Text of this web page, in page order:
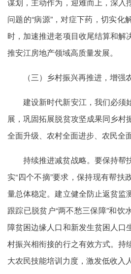
问题的“病源”，对症下药，切实化
时，加速推进老项目收尾结算和解
推安江房地产领域高质量发展。
（三）乡村振兴再推进，增强
建设新时代新安江，我们必须
展，巩固拓展脱贫攻坚成果同乡村
全面升级、农村全面进步、农民全
持续推进减贫战略。要保持帮
实“四个不摘”要求，保持现有帮扶
量总体稳定。建立健全防止返贫监
跟踪已脱贫户“两不愁三保障”和饮
障贫困边缘人口和新发生贫困人口
村振兴相衔接的行之有效方式。持
大农民技能培训力度，激发低收入